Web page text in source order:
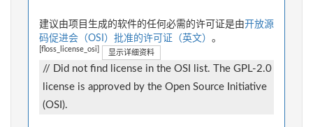
建议由项目生成的软件的任何必需的许可证是由开放源
码促进会（OSI）批准的许可证（英文） 。
[floss_license_osi] 显示详细资料
// Did not find license in the OSI list. The GPL-2.0
license is approved by the Open Source Initiative
(OSI).